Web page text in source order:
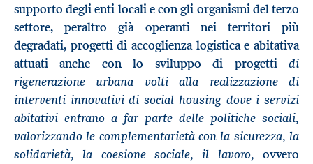
supporto degli enti locali e con gli organismi del terzo
settore, peraltro già operanti nei territori più
degradati, progetti di accoglienza logistica e abitativa
attuati anche con lo sviluppo di progetti di
rigenerazione urbana volti alla realizzazione di
interventi innovativi di social housing dove i servizi
abitativi entrano a far parte delle politiche sociali,
valorizzando le complementarietà con la sicurezza, la
solidarietà, la coesione sociale, il lavoro, ovvero